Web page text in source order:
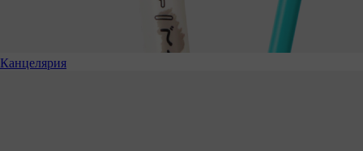
Канцелярия